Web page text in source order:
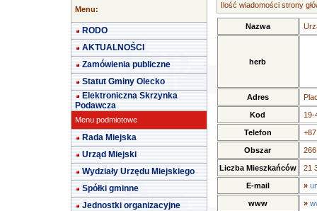
Menu:
RODO
AKTUALNOŚCI
Zamówienia publiczne
Statut Gminy Olecko
Elektroniczna Skrzynka
Podawcza
Menu podmiotowe
Rada Miejska
Urząd Miejski
Wydziały Urzędu Miejskiego
Spółki gminne
Jednostki organizacyjne
Ilość wiadomości strony
Nazwa
herb
Adres
Kod 19-
Telefon
Obszar
Liczba Mieszkańców 21
E-mail »
www »